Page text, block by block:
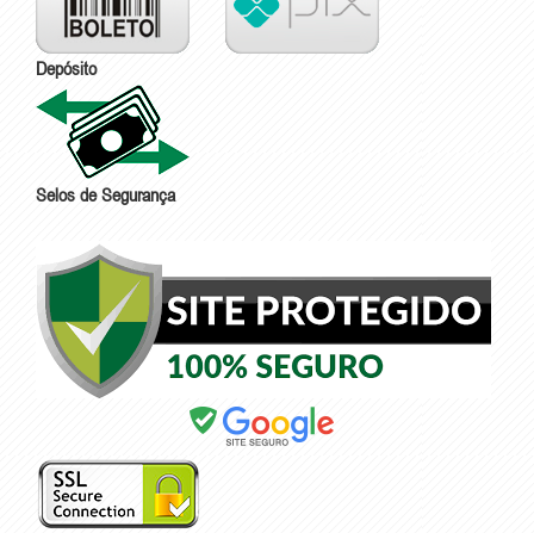
Depósito
Selos de Segurança